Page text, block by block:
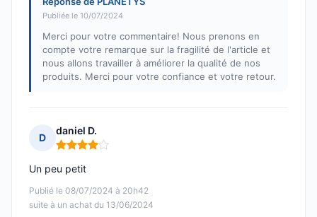
Publiée le 10/07/2024
Merci pour votre commentaire! Nous prenons en
compte votre remarque sur la fragilité de l'article et
nous allons travailler à améliorer la qualité de nos
produits. Merci pour votre confiance et votre retour.
D
daniel D.
Note : 4 sur 5
Publié le 08/07/2024 à 20h42
suite à un achat du 13/06/2024
Un peu petit